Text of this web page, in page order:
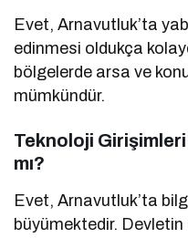
Evet, Arnavutluk’ta
edinmesi oldukça
bölgelerde arsa ve
mümkündür.
Teknoloji
mı?
Evet, Arnavutluk’ta
büyümektedir.